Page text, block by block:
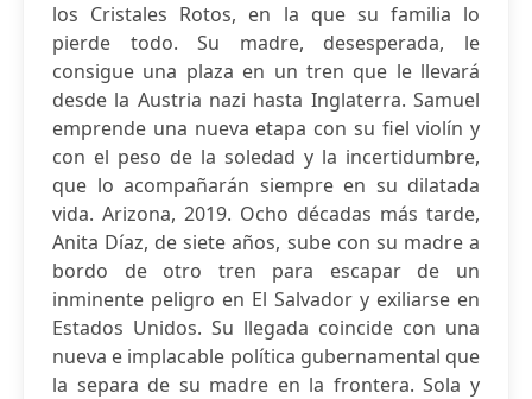
los Cristales Rotos, en la que su familia lo
pierde todo. Su madre, desesperada, le
consigue una plaza en un tren que le llevará
desde la Austria nazi hasta Inglaterra. Samuel
emprende una nueva etapa con su fiel violín y
con el peso de la soledad y la incertidumbre,
que lo acompañarán siempre en su dilatada
vida. Arizona, 2019. Ocho décadas más tarde,
Anita Díaz, de siete años, sube con su madre a
bordo de otro tren para escapar de un
inminente peligro en El Salvador y exiliarse en
Estados Unidos. Su llegada coincide con una
nueva e implacable política gubernamental que
la separa de su madre en la frontera. Sola y